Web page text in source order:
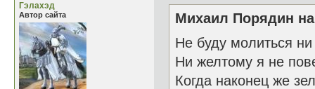
Гэлахэд
Автор сайта
Михаил Порядин
Не буду молиться
Ни желтому я не
Когда наконец же